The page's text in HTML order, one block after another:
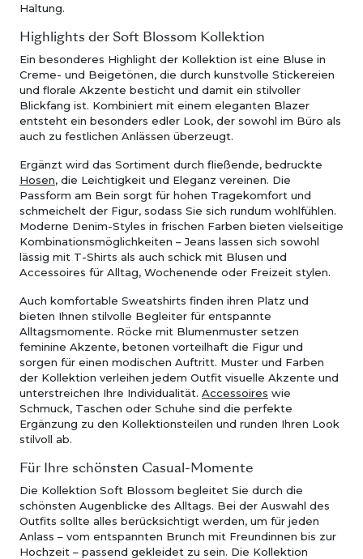
Haltung.
Highlights der Soft Blossom Kollektion
Ein besonderes Highlight der Kollektion ist eine Bluse in
Creme- und Beigetönen, die durch kunstvolle Stickereien
und florale Akzente besticht und damit ein stilvoller
Blickfang ist. Kombiniert mit einem eleganten Blazer
entsteht ein besonders edler Look, der sowohl im Büro als
auch zu festlichen Anlässen überzeugt.
Ergänzt wird das Sortiment durch fließende, bedruckte
Hosen, die Leichtigkeit und Eleganz vereinen. Die
Passform am Bein sorgt für hohen Tragekomfort und
schmeichelt der Figur, sodass Sie sich rundum wohlfühlen.
Moderne Denim-Styles in frischen Farben bieten vielseitige
Kombinationsmöglichkeiten – Jeans lassen sich sowohl
lässig mit T-Shirts als auch schick mit Blusen und
Accessoires für Alltag, Wochenende oder Freizeit stylen.
Auch komfortable Sweatshirts finden ihren Platz und
bieten Ihnen stilvolle Begleiter für entspannte
Alltagsmomente. Röcke mit Blumenmuster setzen
feminine Akzente, betonen vorteilhaft die Figur und
sorgen für einen modischen Auftritt. Muster und Farben
der Kollektion verleihen jedem Outfit visuelle Akzente und
unterstreichen Ihre Individualität. Accessoires wie
Schmuck, Taschen oder Schuhe sind die perfekte
Ergänzung zu den Kollektionsteilen und runden Ihren Look
stilvoll ab.
Für Ihre schönsten Casual-Momente
Die Kollektion Soft Blossom begleitet Sie durch die
schönsten Augenblicke des Alltags. Bei der Auswahl des
Outfits sollte alles berücksichtigt werden, um für jeden
Anlass – vom entspannten Brunch mit Freundinnen bis zur
Hochzeit – passend gekleidet zu sein. Die Kollektion